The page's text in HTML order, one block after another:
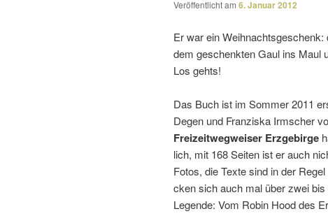
Veröffentlicht am 6. Januar 2012
Er war ein Weihnachtsgeschenk:
dem geschenkten Gaul ins Maul
Los gehts!
Das Buch ist im Sommer 2011
Degen und Franziska Irmscher
Freizeitwegweiser Erzgebirge
lich, mit 168 Seiten ist er auch
Fotos, die Texte sind in der
cken sich auch mal über zwei
Legende: Vom Robin Hood des